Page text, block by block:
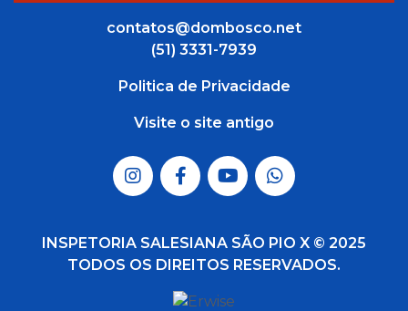
contatos@dombosco.net
(51) 3331-7939
Politica de Privacidade
Visite o site antigo
INSPETORIA SALESIANA SÃO PIO X © 2025
TODOS OS DIREITOS RESERVADOS.